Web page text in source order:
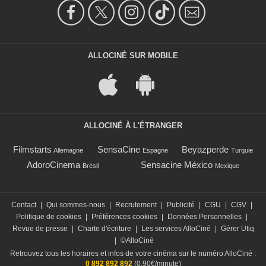
ALLOCINÉ SUR MOBILE
ALLOCINÉ À L'ÉTRANGER
Filmstarts Allemagne SensaCine Espagne Beyazperde Turquie
AdoroCinema Brésil Sensacine México Mexique
Contact | Qui sommes-nous | Recrutement | Publicité | CGU | CGV |
Politique de cookies | Préférences cookies | Données Personnelles |
Revue de presse
| Charte d'écriture | Les services AlloCiné | Gérer Utiq
| ©AlloCiné
Retrouvez tous les horaires et infos de votre cinéma sur le numéro AlloCiné :
0 892 892 892 (0,90€/minute)